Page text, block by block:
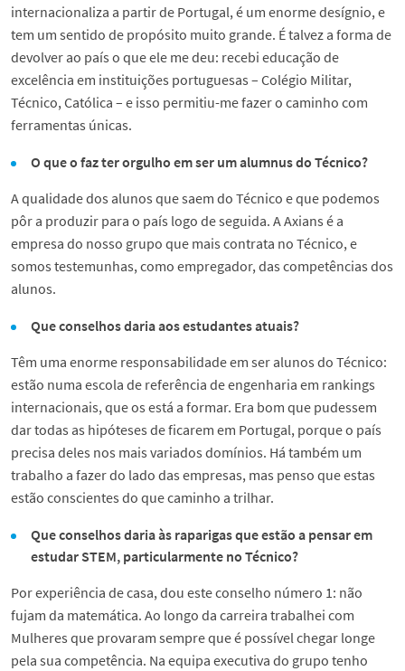
internacionaliza a partir de Portugal, é um enorme desígnio, e
tem um sentido de propósito muito grande. É talvez a forma de
devolver ao país o que ele me deu: recebi educação de
excelência em instituições portuguesas – Colégio Militar,
Técnico, Católica – e isso permitiu-me fazer o caminho com
ferramentas únicas.
O que o faz ter orgulho em ser um alumnus do Técnico?
A qualidade dos alunos que saem do Técnico e que podemos
pôr a produzir para o país logo de seguida. A Axians é a
empresa do nosso grupo que mais contrata no Técnico, e
somos testemunhas, como empregador, das competências dos
alunos.
Que conselhos daria aos estudantes atuais?
Têm uma enorme responsabilidade em ser alunos do Técnico:
estão numa escola de referência de engenharia em rankings
internacionais, que os está a formar. Era bom que pudessem
dar todas as hipóteses de ficarem em Portugal, porque o país
precisa deles nos mais variados domínios. Há também um
trabalho a fazer do lado das empresas, mas penso que estas
estão conscientes do que caminho a trilhar.
Que conselhos daria às raparigas que estão a pensar em
estudar STEM, particularmente no Técnico?
Por experiência de casa, dou este conselho número 1: não
fujam da matemática. Ao longo da carreira trabalhei com
Mulheres que provaram sempre que é possível chegar longe
pela sua competência. Na equipa executiva do grupo tenho